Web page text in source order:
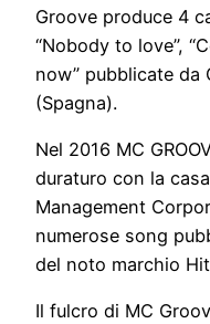
Groove produce 4
“Nobody to love”,
now” pubblicate da
(Spagna).
Nel 2016 MC
duraturo con la
Management
numerose song
del noto marchio
Il fulcro di MC